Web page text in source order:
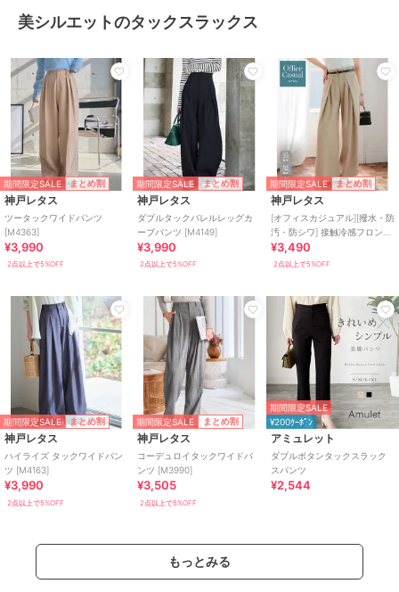
美シルエットのタックスラックス
期間限定SALE まとめ割
神戸レタス
ツータックワイドパンツ
[M4363]
¥3,990
2点以上で5%OFF
期間限定SALE まとめ割
神戸レタス
ダブルタックバレルレッグカ
ーブパンツ [M4149]
¥3,990
2点以上で5%OFF
期間限定SALE まとめ割
神戸レタス
[オフィスカジュアル][撥水・防
汚・防シワ] 接触冷感フロント
タックワイドスラックス
[M4408]
¥3,490
2点以上で5%OFF
期間限定SALE まとめ割
神戸レタス
ハイライズ タックワイドパン
ツ [M4163]
¥3,990
2点以上で5%OFF
期間限定SALE まとめ割
神戸レタス
コーデュロイタックワイドパ
ンツ [M3990]
¥3,505
2点以上で5%OFF
期間限定SALE
¥200ｸｰﾎﾟﾝ
アミュレット
ダブルボタンタックスラック
スパンツ
¥2,544
もっとみる